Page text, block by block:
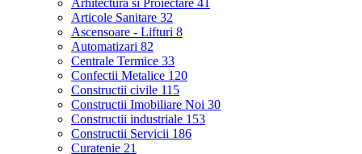
Arhitectura si Proiectare 41
Articole Sanitare 32
Ascensoare - Lifturi 8
Automatizari 82
Centrale Termice 33
Confectii Metalice 120
Constructii civile 115
Constructii Imobiliare Noi 30
Constructii industriale 153
Constructii Servicii 186
Curatenie 21